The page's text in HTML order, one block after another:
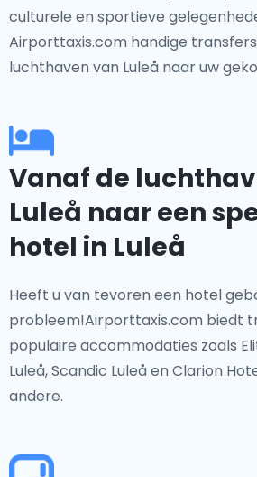
culturele en sportieve
Airporttaxis.com handige
luchthaven van Luleå naar uw
Vanaf de
Luleå naar een
hotel in Luleå
Heeft u van tevoren een hotel
probleem!Airporttaxis.com biedt
populaire accommodaties zoals
Luleå, Scandic Luleå en Clarion
andere.